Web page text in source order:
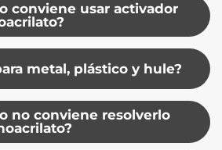
conviene usar activador
metal, plástico y hule?
no conviene resolverlo